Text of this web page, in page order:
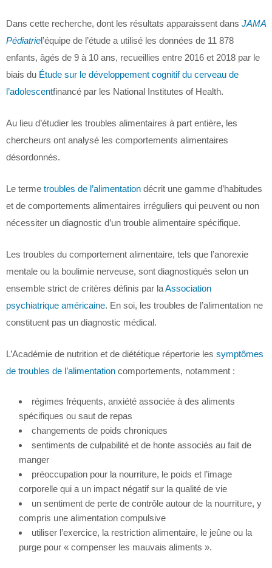
Dans cette recherche, dont les résultats apparaissent dans JAMA
Pédiatriel’équipe de l’étude a utilisé les données de 11 878
enfants, âgés de 9 à 10 ans, recueillies entre 2016 et 2018 par le
biais du Étude sur le développement cognitif du cerveau de
l’adolescentfinancé par les National Institutes of Health.
Au lieu d’étudier les troubles alimentaires à part entière, les
chercheurs ont analysé les comportements alimentaires
désordonnés.
Le terme troubles de l’alimentation décrit une gamme d’habitudes
et de comportements alimentaires irréguliers qui peuvent ou non
nécessiter un diagnostic d’un trouble alimentaire spécifique.
Les troubles du comportement alimentaire, tels que l’anorexie
mentale ou la boulimie nerveuse, sont diagnostiqués selon un
ensemble strict de critères définis par laAssociation
psychiatrique américaine. En soi, les troubles de l’alimentation ne
constituent pas un diagnostic médical.
L’Académie de nutrition et de diététique répertorie les symptômes
de troubles de l’alimentation comportements, notamment :
régimes fréquents, anxiété associée à des aliments
spécifiques ou saut de repas
changements de poids chroniques
sentiments de culpabilité et de honte associés au fait de
manger
préoccupation pour la nourriture, le poids et l’image
corporelle qui a un impact négatif sur la qualité de vie
un sentiment de perte de contrôle autour de la nourriture, y
compris une alimentation compulsive
utiliser l’exercice, la restriction alimentaire, le jeûne ou la
purge pour « compenser les mauvais aliments ».